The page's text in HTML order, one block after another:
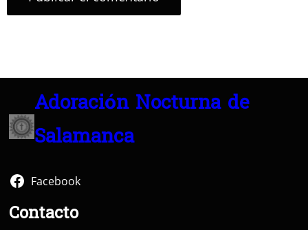
Adoración Nocturna de
Salamanca
Facebook
Contacto